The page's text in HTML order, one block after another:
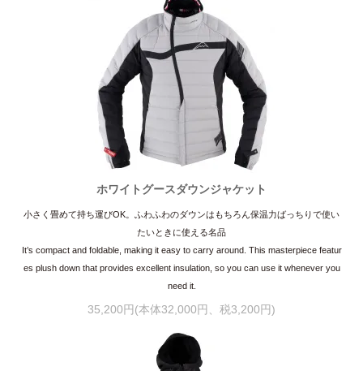
ホワイトグースダウンジャケット
小さく畳めて持ち運びOK。ふわふわのダウンはもちろん保温力ばっちりで使い
たいときに使える名品
It’s compact and foldable, making it easy to carry around. This masterpiece featur
es plush down that provides excellent insulation, so you can use it whenever you
need it.
35,200円(本体32,000円、税3,200円)